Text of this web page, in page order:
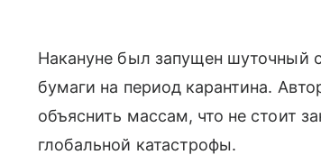
Накануне был запущен шуточный
бумаги на период карантина.
объяснить массам, что не стоит
глобальной катастрофы.